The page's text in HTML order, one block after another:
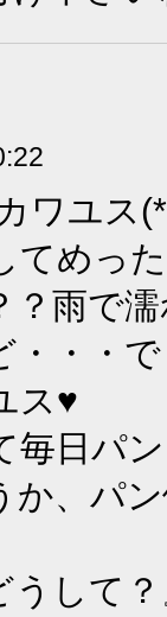
ワユス
てめっ
？雨で
・・・
ス♥
毎日パ
か、パ
うして